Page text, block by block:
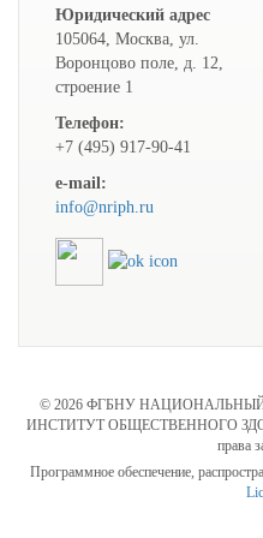
Юридический адрес
105064, Москва, ул.
Воронцово поле, д. 12,
строение 1
Телефон:
+7 (495) 917-90-41
e-mail:
info@nriph.ru
© 2026 ФГБНУ
ИНСТИТУТ ОБЩЕСТВЕННОГО
права
Программное обеспечение,